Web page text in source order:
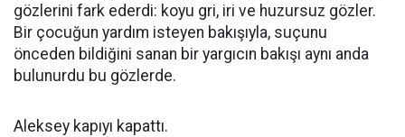
gözlerini fark ederdi: koyu gri, iri ve huzursuz gözler.
Bir çocuğun yardım isteyen bakışıyla, suçunu
önceden bildiğini sanan bir yargıcın bakışı aynı anda
bulunurdu bu gözlerde.
Aleksey kapıyı kapattı.